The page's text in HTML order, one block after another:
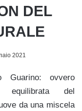
DEL
2021
Guarino: ovvero
equilibrata del
da una miscela